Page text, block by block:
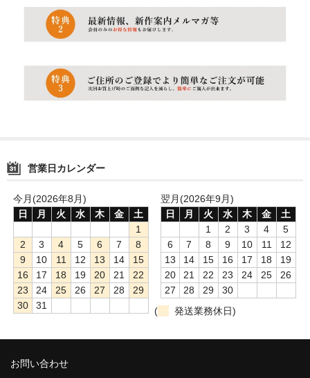
会社概要
営業日カレンダー
今月(2026年8月)
日
月 火 水 木 金
土
1
2
3 4 5 6 7
8
9
10 11 12 13 14
15
16
17 18 19 20 21
22
23
24 25 26 27 28
29
30
31
翌月(2026年9月)
日
月 火 水 木 金
土
1
2 3 4
5
6
7 8 9 10 11
12
13
14 15 16 17 18
19
20
21 22 23 24 25
26
27
28 29
30
(
発送業務休日)
お問い合わせ